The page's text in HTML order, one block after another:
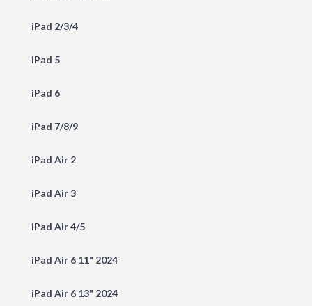
iPad 2/3/4
iPad 5
iPad 6
iPad 7/8/9
iPad Air 2
iPad Air 3
iPad Air 4/5
iPad Air 6 11" 2024
iPad Air 6 13" 2024